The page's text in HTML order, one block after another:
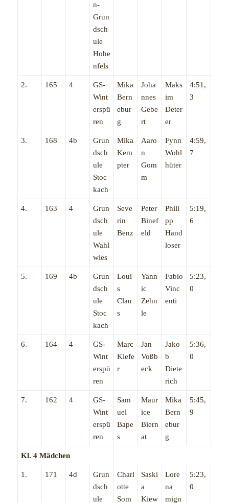
n-
Grun
dsch
ule
Hohe
nfels
2. 165 4
GS-
Wint
erspü
ren
Mika
Bern
ebur
g
Joha
nnes
Gebe
rt
Maks
im
Deter
er
4:51,
3
3. 168 4b
Grun
dsch
ule
Stoc
kach
Mika
Kem
pter
Aaro
n
Gom
m
Fynn
Wohl
hüter
4:59,
7
4. 163 4
Grun
dsch
ule
Wahl
wies
Seve
rin
Benz
Peter
Binef
eld
Phili
pp
Hand
loser
5:19,
6
5. 169 4b
Grun
dsch
ule
Stoc
kach
Loui
s
Clau
s
Yann
ic
Zehn
le
Fabio
Vinc
enti
5:23,
0
6. 164 4
GS-
Wint
erspü
ren
Marc
Kiefe
r
Jan
Voßb
eck
Jako
b
Diete
rich
5:36,
0
7. 162 4
GS-
Wint
erspü
ren
Sam
uel
Bape
s
Maur
ice
Biern
at
Mika
Bern
ebur
g
5:45,
9
Kl. 4 Mädchen
1. 171 4d
Grun
dsch
ule
Charl
otte
Som
Saski
a
Kiew
Lore
na
mign
5:23,
0